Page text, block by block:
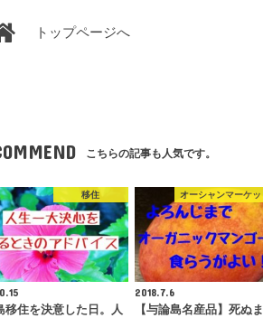
トップページへ
こちらの記事も人気です。
移住
移住を決意した日。人
オーシャンマーケッ
2018.7.6
【与論島名産品】死ぬ